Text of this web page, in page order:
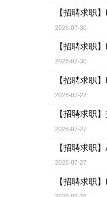
【招聘求职】
2026-07-30
【招聘求职】
2026-07-30
【招聘求职】
2026-07-28
【招聘求职】
2026-07-27
【招聘求职】
2026-07-27
【招聘求职】